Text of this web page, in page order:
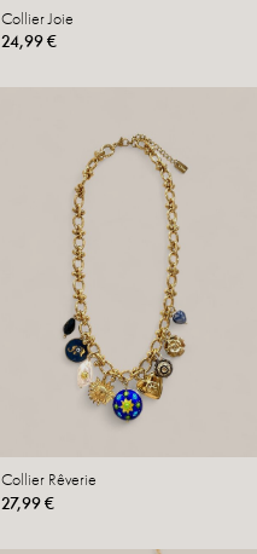
Collier Joie
24,99 €
Collier Rêverie
27,99 €